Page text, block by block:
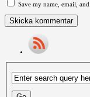
Save my name, email,